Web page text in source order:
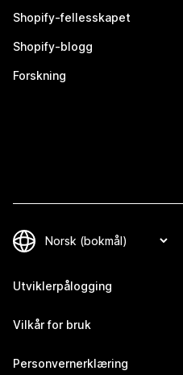
Shopify-fellesskapet
Shopify-blogg
Forskning
Utviklerpålogging
Vilkår for bruk
Personvernerklæring